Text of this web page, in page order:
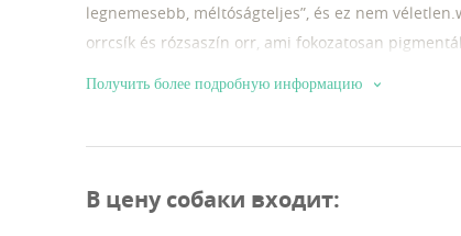
legnemesebb, méltóságteljes”, és ez nem
orrcsík és rózsaszín orr, ami fokozatosan
Получить более подробную информацию
В цену собаки входит: